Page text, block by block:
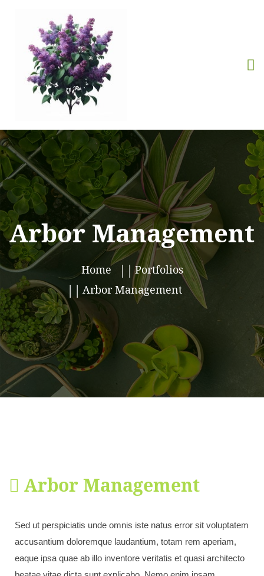
Arbor Management
Home
Portfolios
Arbor Management
Arbor Management
Sed ut perspiciatis unde omnis iste natus error sit voluptatem
accusantium doloremque laudantium, totam rem aperiam,
eaque ipsa quae ab illo inventore veritatis et quasi architecto